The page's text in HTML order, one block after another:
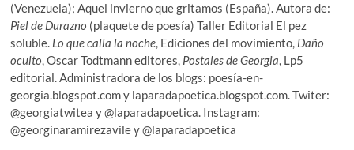
(Venezuela); Aquel invierno que gritamos (España). Autora de:
Piel de Durazno (plaquete de poesía) Taller Editorial El pez
soluble. Lo que calla la noche, Ediciones del movimiento, Daño
oculto, Oscar Todtmann editores, Postales de Georgia, Lp5
editorial. Administradora de los blogs: poesía-en-
georgia.blogspot.com y laparadapoetica.blogspot.com. Twiter:
@georgiatwitea y @laparadapoetica. Instagram:
@georginaramirezavile y @laparadapoetica